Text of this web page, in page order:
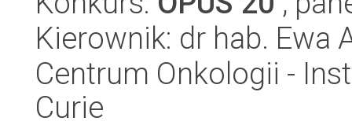
Kierownik: dr hab. Ewa
Centrum Onkologii -
Curie